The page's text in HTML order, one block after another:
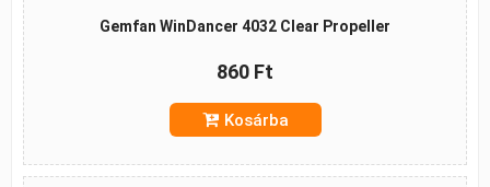
Gemfan WinDancer 4032 Clear Propeller
860 Ft
Kosárba